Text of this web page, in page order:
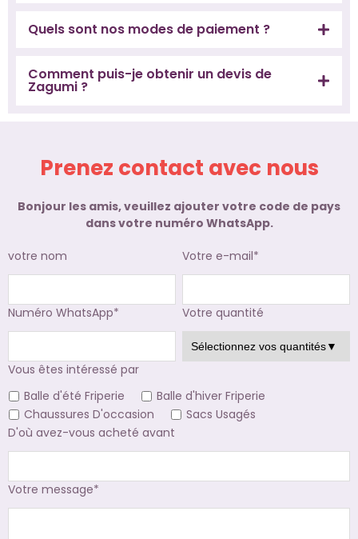
Quels sont nos modes de paiement ?
Comment puis-je obtenir un devis de
Zagumi ?
Prenez contact avec nous
Bonjour les amis, veuillez ajouter votre code de pays
dans votre numéro WhatsApp.
votre nom Votre e-mail*
Numéro WhatsApp* Votre quantité
Vous êtes intéressé par
Balle d'été Friperie
Balle d'hiver Friperie
Chaussures D'occasion
Sacs Usagés
D'où avez-vous acheté avant
Votre message*